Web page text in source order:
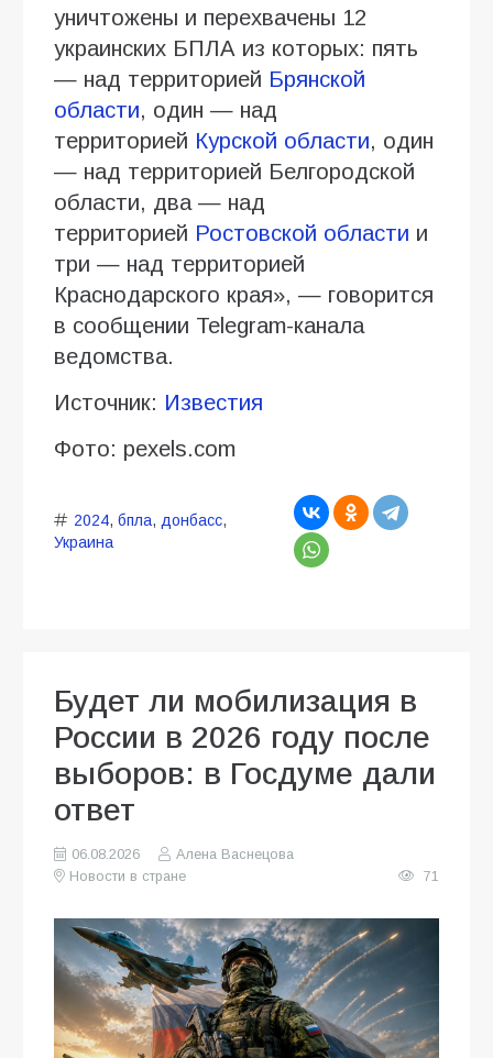
уничтожены и перехвачены 12
украинских БПЛА из которых: пять
— над территорией Брянской
области, один — над
территорией Курской области, один
— над территорией Белгородской
области, два — над
территорией Ростовской области и
три — над территорией
Краснодарского края», — говорится
в сообщении Telegram-канала
ведомства.
Источник: Известия
Фото: pexels.com
2024, бпла, донбасс,
Украина
Будет ли мобилизация в
России в 2026 году после
выборов: в Госдуме дали
ответ
06.08.2026
Алена Васнецова
Новости в стране
71